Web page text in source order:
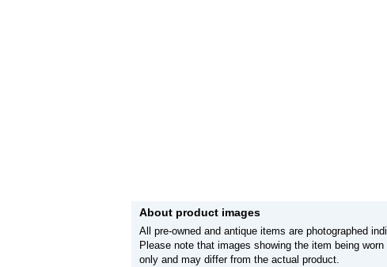
About product images
All pre-owned and antique items are photographed
Please note that images showing the item being
only and may differ from the actual product.